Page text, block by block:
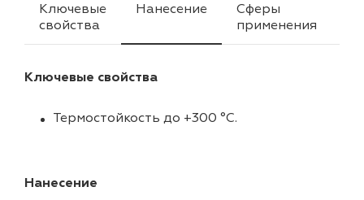
Ключевые
свойства
Нанесение
Сферы
применения
Ключевые свойства
Термостойкость до +300 °C.
Нанесение